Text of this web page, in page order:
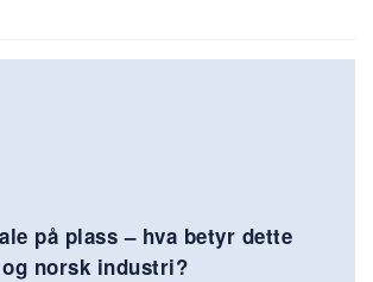
på plass – hva betyr dette
norsk industri?